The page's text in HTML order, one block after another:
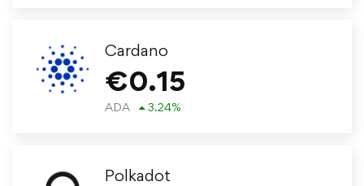
Cardano
€0.15
ADA 3.24%
Polkadot